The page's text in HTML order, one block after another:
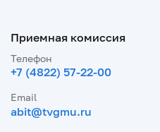
Приемная комиссия
Телефон
+7 (4822) 57-22-00
Email
abit@tvgmu.ru